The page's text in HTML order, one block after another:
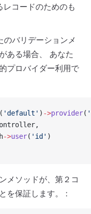
レコードのためのも
バリデーションメ
ある場合、 あなた
プロバイダー利用で
( 'default' ) ->provider(
->user( 'id' )
メソッドが、第２コ
を保証します。 :